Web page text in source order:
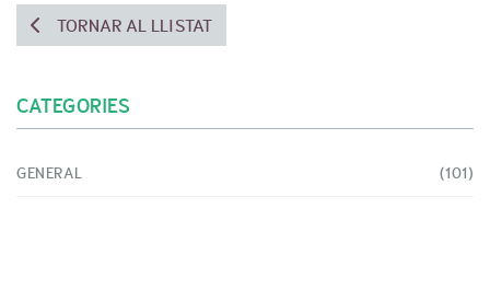
TORNAR AL LLISTAT
CATEGORIES
GENERAL (101)